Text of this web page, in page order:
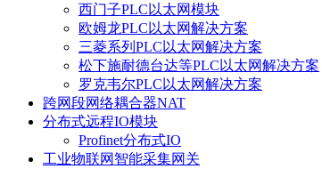
西门子PLC以太网模块
欧姆龙PLC以太网解决方案
三菱系列PLC以太网解决方案
松下施耐德台达等PLC以太网解决方案
罗克韦尔PLC以太网解决方案
跨网段网络耦合器NAT
分布式远程IO模块
Profinet分布式IO
工业物联网智能采集网关